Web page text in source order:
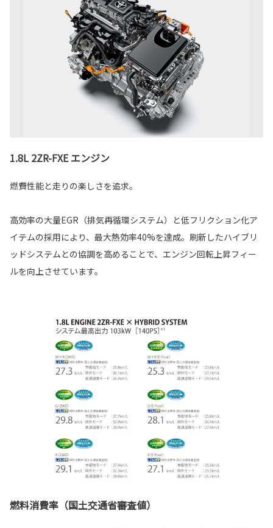
1.8L 2ZR-FXE エンジン
燃費性能と走りの楽しさを追求。
高効率の大量EGR（排気再循環システム）と低フリクション化ア
イテムの採用により、最大熱効率40%を達成。刷新したハイブリ
ッドシステムとの協調を高めることで、エンジン回転上昇フィー
ルを向上させています。
燃料消費率（国土交通省審査値）